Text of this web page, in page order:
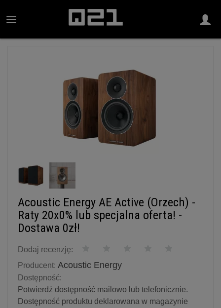
Acoustic Energy AE Active (Orzech) -
Raty 20x0% lub specjalna oferta! -
Dostawa 0zł!
Dodaj recenzję:
Producent: Acoustic Energy
Dostępność:
Potwierdź dostępność mailowo lub telefonicznie.
Dostępność produktu deklarowana w magazynie